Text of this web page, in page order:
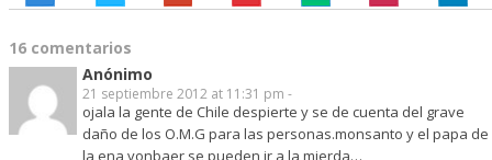
16 comentarios
Anónimo
21 septiembre 2012 at 11:31 pm -
ojala la gente de Chile despierte y se de cuenta del grave
daño de los O.M.G para las personas.monsanto y el papa de
la ena vonbaer se pueden ir a la mierda…